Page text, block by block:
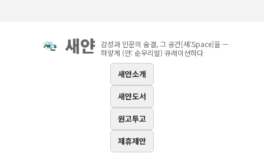
새얀 감성과 인문의 숨결, 그 공간[새:Space]을 —
하얗게 (얀: 순우리말) 큐레이션하다
새얀소개
새얀도서
원고투고
제휴제안